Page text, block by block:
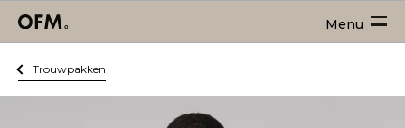
Menu
Trouwpakken